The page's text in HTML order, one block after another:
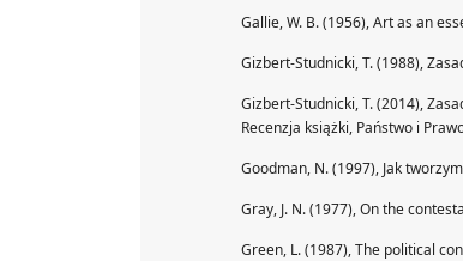
Gallie, W. B. (1956), Art as an
Gizbert-Studnicki, T. (1988),
Gizbert-Studnicki, T. (2014),
Recenzja książki, Państwo i
Goodman, N. (1997), Jak
Gray, J. N. (1977), On the
Green, L. (1987), The political